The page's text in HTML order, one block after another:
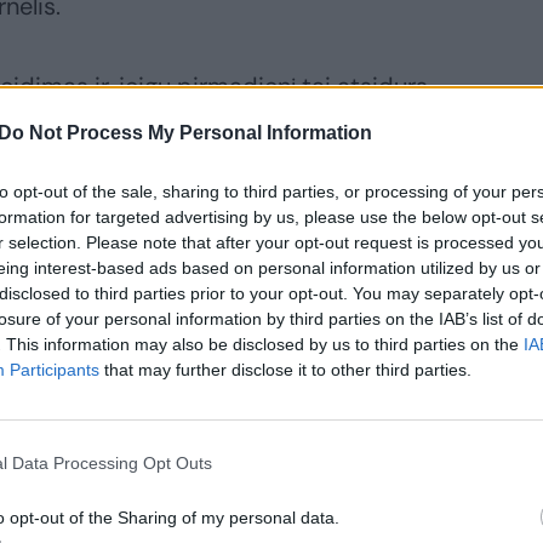
Do Not Process My Personal Information
opt-out of the sale, sharing to third parties, or processing of your
for targeted advertising by us, please use the below opt-out
selection. Please note that after your opt-out request is processed
interest-based ads based on personal information utilized by us
to third parties prior to your opt-out. You may separately
of your personal information by third parties on the IAB’s list of
This information may also be disclosed by us to third parties on the
Participants that may further disclose it to other third parties.
Data Processing Opt Outs
opt-out of the Sharing of my personal data.
ir, jeigu pirmadienį tai atsidurs
nes tikrai yra padaryti neteisėti veiksmai – ne
tuo“, – pabrėžė jis.
plenarinio Seimo posėdžio pabaigoje,
paprašė Seimo grįžti į BK pataisų svarstymo
Vis tik, įstatymo pataisos po svarstymo jau
frakcijos žingsnis sulaukė
nekompetencija NT reformos